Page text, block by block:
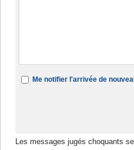
Me notifier l'arrivée de
Les messages jugés choquants